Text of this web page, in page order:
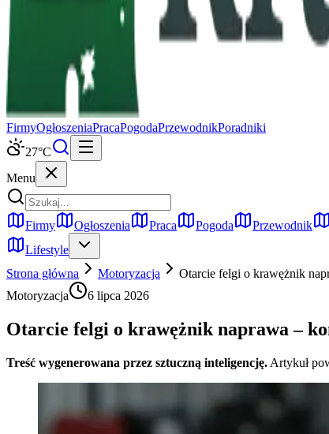
FirmyOgłoszeniaPracaPogodaPrzewodnikPoradniki
27°C
Menu
Firmy Ogłoszenia Praca Pogoda Przewodnik
Lifestyle
Strona główna
Motoryzacja
Otarcie felgi o krawężnik
Motoryzacja
6 lipca 2026
Otarcie felgi o krawężnik naprawa –
Treść wygenerowana przez sztuczną inteligencję. Artykuł